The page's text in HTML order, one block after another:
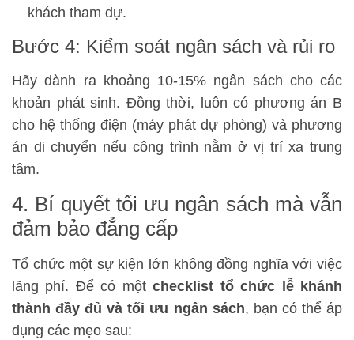
khách tham dự.
Bước 4: Kiểm soát ngân sách và rủi ro
Hãy dành ra khoảng 10-15% ngân sách cho các
khoản phát sinh. Đồng thời, luôn có phương án B
cho hệ thống điện (máy phát dự phòng) và phương
án di chuyển nếu công trình nằm ở vị trí xa trung
tâm.
4. Bí quyết tối ưu ngân sách mà vẫn
đảm bảo đẳng cấp
Tổ chức một sự kiện lớn không đồng nghĩa với việc
lãng phí. Để có mộtchecklist tổ chức lễ khánh
thành đầy đủ và tối ưu ngân sách, bạn có thể áp
dụng các mẹo sau: